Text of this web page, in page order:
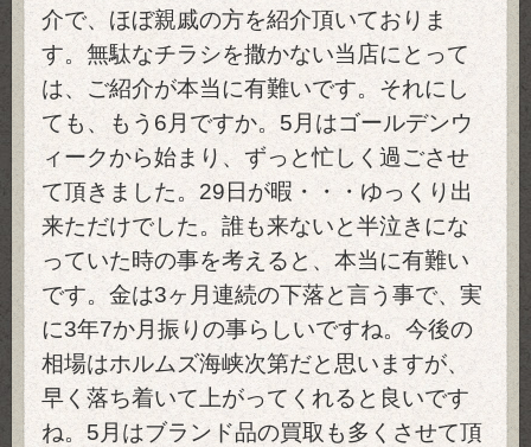
介で、ほぼ親戚の方を紹介頂いておりま
す。無駄なチラシを撒かない当店にとって
は、ご紹介が本当に有難いです。それにし
ても、もう6月ですか。5月はゴールデンウ
ィークから始まり、ずっと忙しく過ごさせ
て頂きました。29日が暇・・・ゆっくり出
来ただけでした。誰も来ないと半泣きにな
っていた時の事を考えると、本当に有難い
です。金は3ヶ月連続の下落と言う事で、実
に3年7か月振りの事らしいですね。今後の
相場はホルムズ海峡次第だと思いますが、
早く落ち着いて上がってくれると良いです
ね。5月はブランド品の買取も多くさせて頂